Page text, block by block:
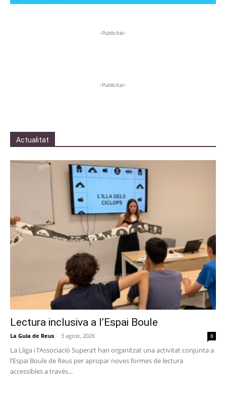
-Publicitat-
-Publicitat-
Actualitat
Lectura inclusiva a l’Espai Boule
La Guia de Reus - 3 agost, 2026 0
La Lliga i l’Associació Supera’t han organitzat una activitat conjunta a
l’Espai Boule de Reus per apropar noves formes de lectura
accessibles a través...